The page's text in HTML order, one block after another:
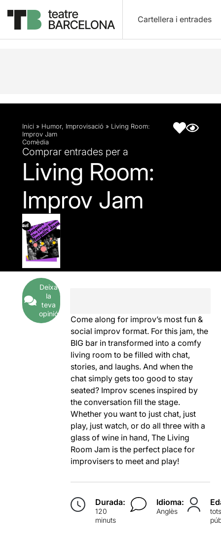
Cartellera i entrades
Descripció Fitxa artística
Inici » Humor, Improvisació » Living Room:
Improv Jam
Comèdia
Comprar entrades per a
Living Room:
Improv Jam
Deixa
la
teva
opinió
Come along for improv’s most fun &
social improv format. For this jam, the
BIG bar in transformed into a comfy
living room to be filled with chat,
stories, and laughs. And when the
chat simply gets too good to stay
seated? Improv scenes inspired by
the conversation fill the stage.
Whether you want to just chat, just
play, just watch, or do all three with a
glass of wine in hand, The Living
Room Jam is the perfect place for
improvisers to meet and play!
Durada:
120
minuts
Idioma:
Anglès